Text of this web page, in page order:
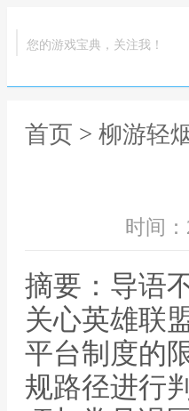
您的游戏宝典，关注我！
首页 > 柳游轻
时间
摘要：导语
关心英雄联
平台制度的
规路径进行